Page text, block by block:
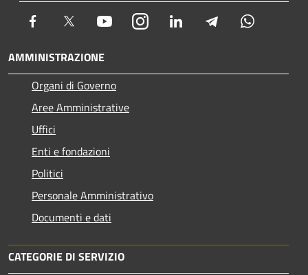
Facebook Twitter YoutubeInstagram LinkedIn Telegram
AMMINISTRAZIONE
Organi di Governo
Aree Amministrative
Uffici
Enti e fondazioni
Politici
Personale Amministrativo
Documenti e dati
CATEGORIE DI SERVIZIO